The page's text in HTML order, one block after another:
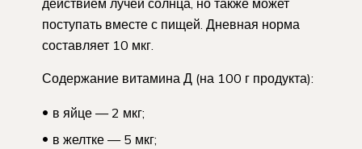
действием лучей солнца, но также может
поступать вместе с пищей. Дневная норма
составляет 10 мкг.
Содержание витамина Д (на 100 г продукта):
в яйце — 2 мкг;
в желтке — 5 мкг;